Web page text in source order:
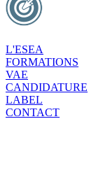
L'ESEA
FORMATIONS
VAE
CANDIDATURE
LABEL
CONTACT